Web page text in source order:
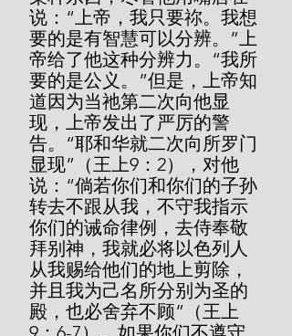
说：“上帝，我只要祢。我想
要的是有智慧可以分辨。”上
帝给了他这种分辨力。“我所
要的是公义。”但是，上帝知
道因为当祂第二次向他显
现，上帝发出了严厉的警
告。“耶和华就二次向所罗门
显现”（王上9：2），对他
说：“倘若你们和你们的子孙
转去不跟从我，不守我指示
你们的诫命律例，去侍奉敬
拜别神，我就必将以色列人
从我赐给他们的地上剪除，
并且我为己名所分别为圣的
殿，也必舍弃不顾”（王上